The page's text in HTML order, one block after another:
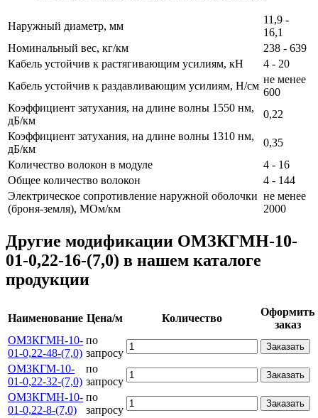
Наружный диаметр, мм
11,9 -
16,1
Номинальный вес, кг/км
238 - 639
Кабель устойчив к растягивающим усилиям, кН
4 - 20
Кабель устойчив к раздавливающим усилиям, Н/см
не менее
600
Коэффициент затухания, на длине волны 1550 нм,
дБ/км
0,22
Коэффициент затухания, на длине волны 1310 нм,
дБ/км
0,35
Количество волокон в модуле
4 - 16
Общее количество волокон
4 - 144
Электрическое сопротивление наружной оболочки
(броня-земля), МОм/км
не менее
2000
Другие модификации ОМЗКГМН-10-
01-0,22-16-(7,0) в нашем каталоге
продукции
Наименование Цена/м Количество
Оформить
заказ
ОМЗКГМН-10-
01-0,22-48-(7,0)
по
запросу
Заказать
ОМЗКГМ-10-
01-0,22-32-(7,0)
по
запросу
Заказать
ОМЗКГМН-10-
01-0,22-8-(7,0)
по
запросу
Заказать